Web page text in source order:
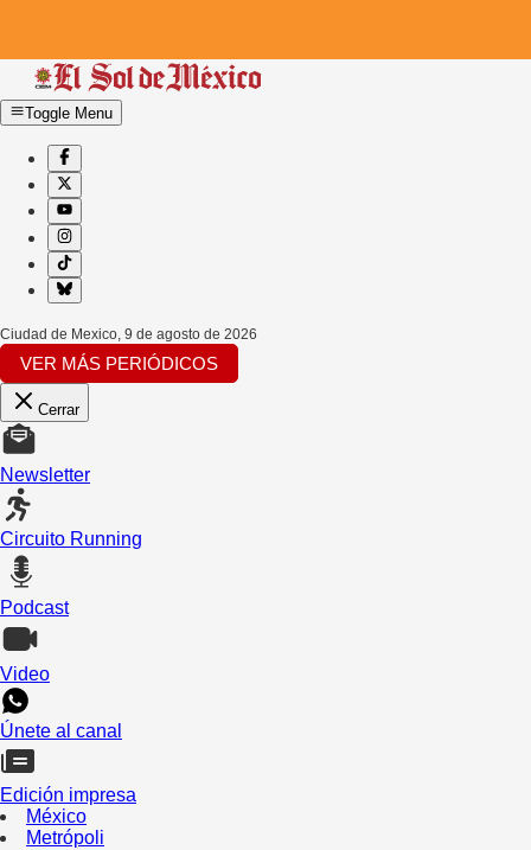
Toggle Menu
Ciudad de Mexico, 9 de agosto de 2026
VER MÁS PERIÓDICOS
Cerrar
Newsletter
Circuito Running
Podcast
Video
Únete al canal
Edición impresa
México
Metrópoli